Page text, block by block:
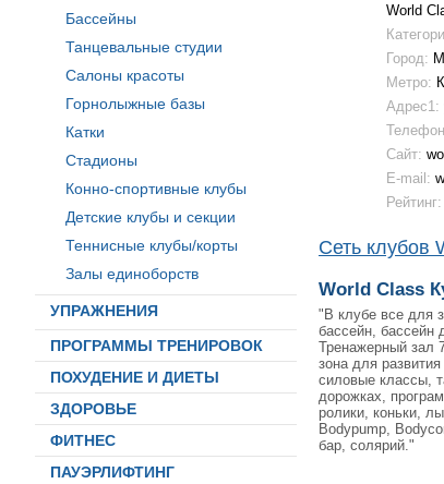
Бассейны
Танцевальные студии
Салоны красоты
Горнолыжные базы
Катки
Стадионы
Конно-спортивные клубы
Детские клубы и секции
Теннисные клубы/корты
Залы единоборств
УПРАЖНЕНИЯ
ПРОГРАММЫ ТРЕНИРОВОК
ПОХУДЕНИЕ И ДИЕТЫ
ЗДОРОВЬЕ
ФИТНЕС
ПАУЭРЛИФТИНГ
World
Город:
Метро:
Адрес1:
Сайт:
E-mail:
Рейтинг:
Сеть клубов
World Class
"В клубе все для
бассейн, бассейн
Тренажерный зал
зона для
силовые классы,
дорожках,
ролики, коньки,
Bodypump,
бар, солярий."